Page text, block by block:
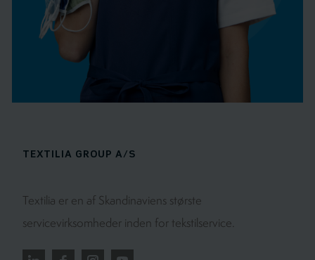
TEXTILIA GROUP A/S
Textilia er en af Skandinaviens største
servicevirksomheder inden for tekstilservice.